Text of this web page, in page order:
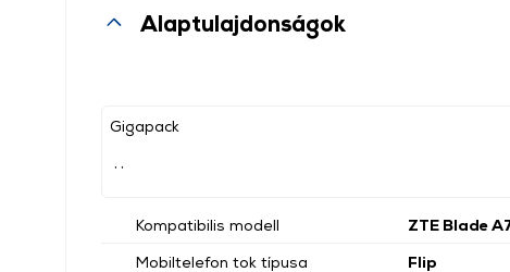
Alaptulajdonságok
Gigapack
Kompatibilis modell
ZTE Blade
Mobiltelefon tok típusa
Flip